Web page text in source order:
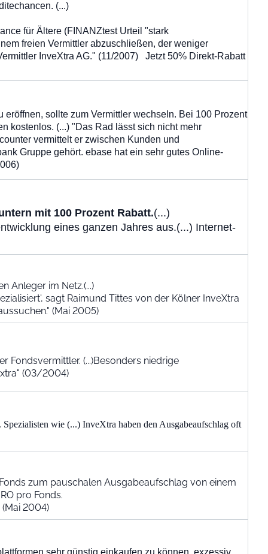
(...)
für Ältere (FINANZtest Urteil "stark
freien Vermittler abzuschließen, der weniger
InveXtra AG." (11/2007) Jetzt 50% Direkt-Rabatt
sollte zum Vermittler wechseln. Bei 100 Prozent
kostenlos. (...) "Das Rad lässt sich nicht mehr
vermittelt er zwischen Kunden und
Gruppe gehört. ebase hat ein sehr gutes Online-
mit 100 Prozent Rabatt.(...)
eines ganzen Jahres aus.(...) Internet-
Anleger im Netz.(...)
sagt Raimund Tittes von der Kölner InveXtra
(Mai 2005)
Fondsvermittler. (...)Besonders niedrige
(03/2004)
wie (...) InveXtra haben den Ausgabeaufschlag oft
zum pauschalen Ausgabeaufschlag von einem
pro Fonds.
2004)
sehr günstig einkaufen zu können, exzessiv